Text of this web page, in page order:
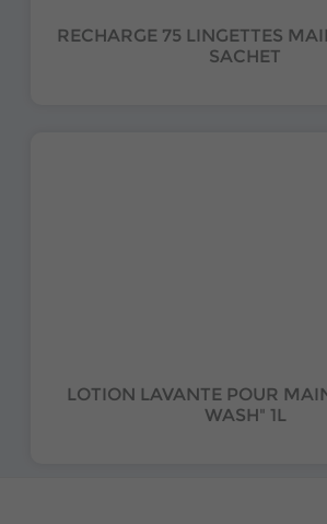
RECHARGE 75 LINGETTES
SACHET
LOTION LAVANTE POUR
WASH" 1L